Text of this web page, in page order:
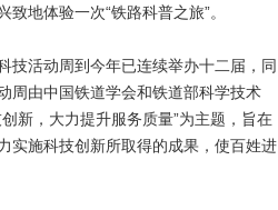
地体验一次“铁路科普之旅”。
活动周到今年已连续举办十二届，同
周由中国铁道学会和铁道部科学技术
新，大力提升服务质量”为主题，旨在
实施科技创新所取得的成果，使百姓进